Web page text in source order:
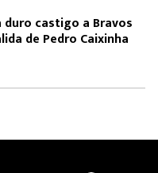
duro castigo a Bravos
de Pedro Caixinha